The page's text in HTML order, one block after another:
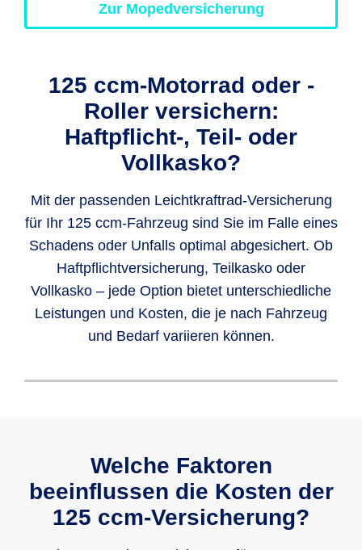
Zur Mopedversicherung
125 ccm-Motorrad oder -
Roller versichern:
Haftpflicht-, Teil- oder
Vollkasko?
Mit der passenden Leichtkraftrad-Versicherung
für Ihr 125 ccm-Fahrzeug sind Sie im Falle eines
Schadens oder Unfalls optimal abgesichert. Ob
Haftpflichtversicherung, Teilkasko oder
Vollkasko – jede Option bietet unterschiedliche
Leistungen und Kosten, die je nach Fahrzeug
und Bedarf variieren können.
abschließen, um am Straßenverkehr
teilnehmen zu dürfen.
eigenen Fahrzeug
ab, die durch
Diebstahl, Glasbruch, Wildunfälle, Sturm
oder Hagelschäden entstehen. Die
gesetzlich vorgeschriebene Haftpflicht
sowie die Teilkasko unddeckt zusätzlich
Schäden am eigenen Fahrzeug durch
Welche Faktoren
beeinflussen die Kosten der
125 ccm-Versicherung?